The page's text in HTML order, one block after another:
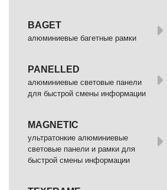
BAGET
алюминиевые багетные рамки
PANELLED
алюминиевые световые панели
для быстрой смены информации
MAGNETIC
ультратонкие алюминиевые
световые панели и рамки для
быстрой смены информации